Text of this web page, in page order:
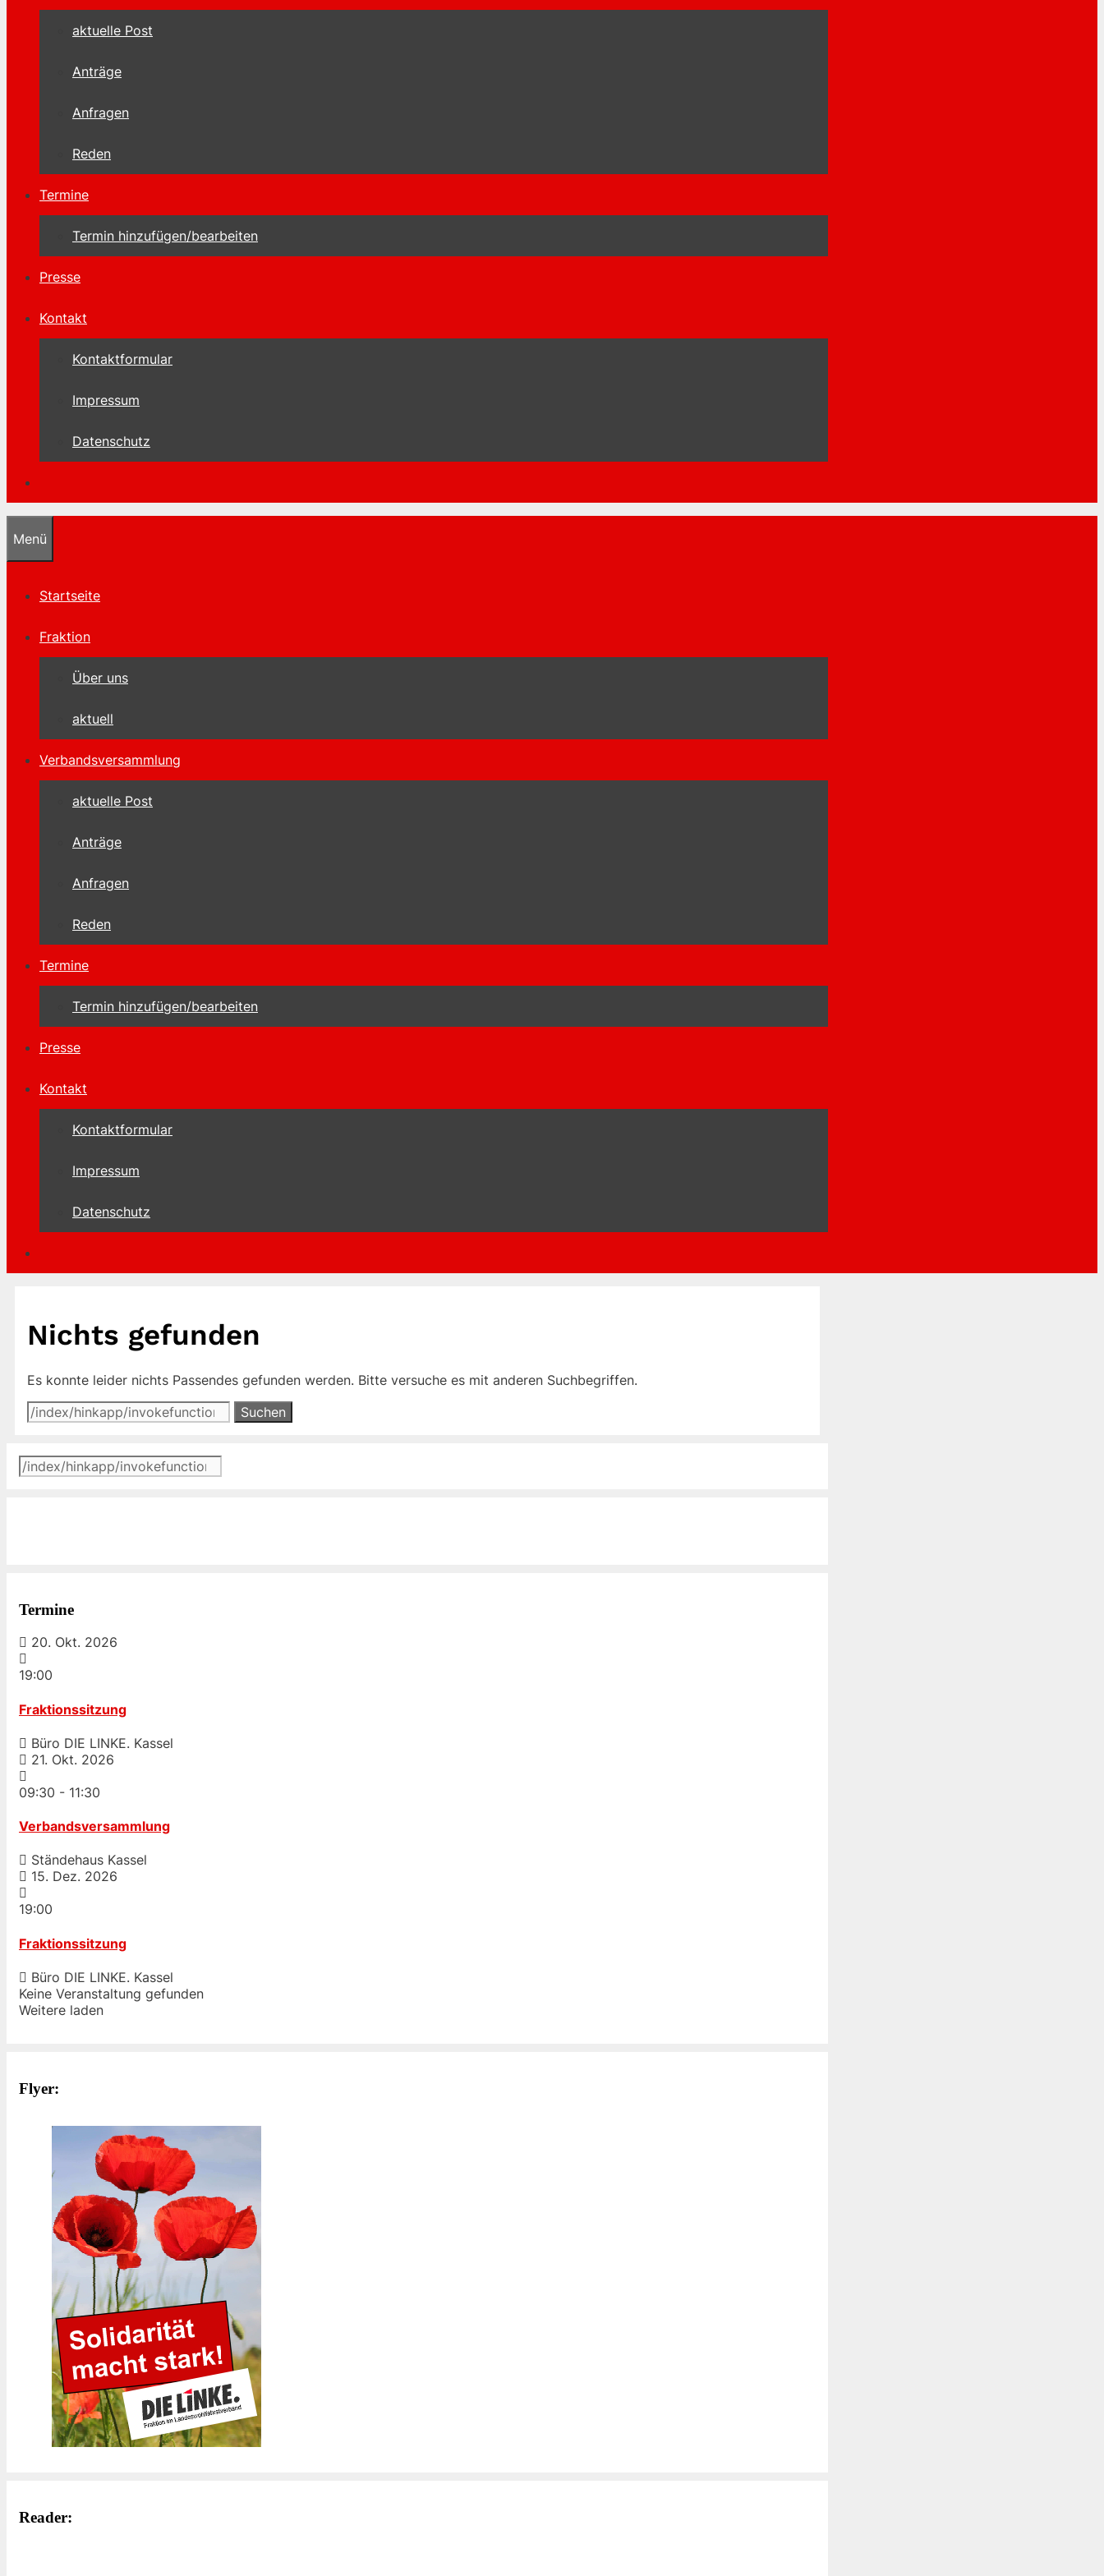
aktuelle Post
Anträge
Anfragen
Reden
Termine
Termin hinzufügen/bearbeiten
Presse
Kontakt
Kontaktformular
Impressum
Datenschutz
Menü
Startseite
Fraktion
Über uns
aktuell
Verbandsversammlung
aktuelle Post
Anträge
Anfragen
Reden
Termine
Termin hinzufügen/bearbeiten
Presse
Kontakt
Kontaktformular
Impressum
Datenschutz
Nichts gefunden
Es konnte leider nichts Passendes gefunden werden. Bitte versuche es mit anderen Suchbegriffen.
Suchen
nach:
Suchen
Termine
20. Okt. 2026
19:00
Fraktionssitzung
Büro DIE LINKE. Kassel
21. Okt. 2026
09:30 - 11:30
Verbandsversammlung
Ständehaus Kassel
15. Dez. 2026
19:00
Fraktionssitzung
Büro DIE LINKE. Kassel
Keine Veranstaltung gefunden
Weitere laden
Flyer:
Reader: